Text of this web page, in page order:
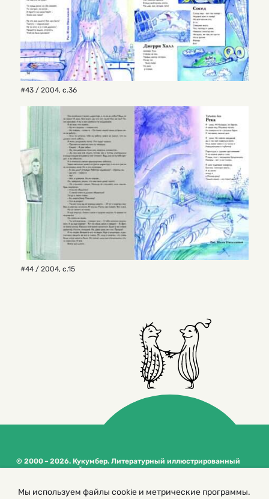
#43 / 2004, с.36
#44 / 2004, с.15
© 2000 – 2026. Кукумбер. Литературный иллюстрированный
журнал для детей
сайта
Мы используем файлы cookie и метрические программы.